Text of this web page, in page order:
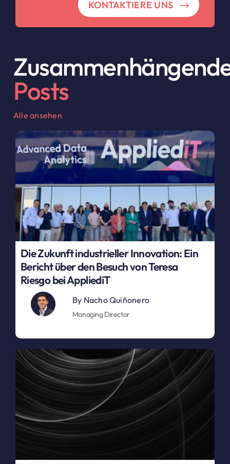
KONTAKTIERE UNS
Posts
Alle ansehen
Die Zukunft industrieller Innovation: Ein
Bericht über den Besuch von Teresa
Riesgo bei AppliediT
By Nacho Quiñonero
Managing Director